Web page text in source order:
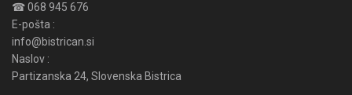
☎ 068 945 676
E-pošta :
info@bistrican.si
Naslov :
Partizanska 24, Slovenska Bistrica